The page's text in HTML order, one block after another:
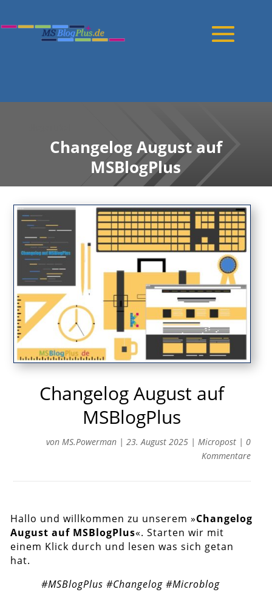
Changelog August auf
MSBlogPlus
Changelog August auf
MSBlogPlus
von MS.Powerman| 23. August 2025| Micropost| 0
Kommentare
Hallo und willkommen zu unserem »Changelog
August auf MSBlogPlus«. Starten wir mit
einem Klick durch und lesen was sich getan
hat.
#MSBlogPlus #Changelog #Microblog